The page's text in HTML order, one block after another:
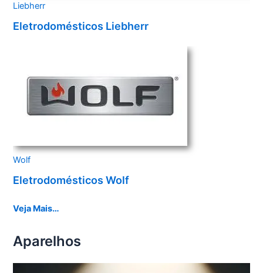
Liebherr
Eletrodomésticos Liebherr
Wolf
Eletrodomésticos Wolf
Veja Mais…
Aparelhos